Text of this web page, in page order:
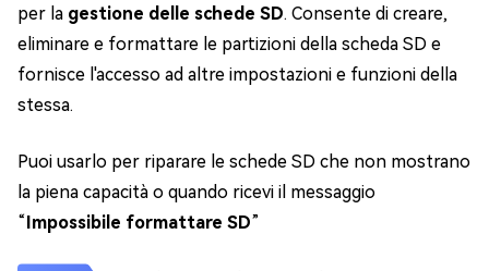
per la gestione delle schede SD. Consente di creare,
eliminare e formattare le partizioni della scheda SD e
fornisce l'accesso ad altre impostazioni e funzioni della
stessa.
Puoi usarlo per riparare le schede SD che non mostrano
la piena capacità o quando ricevi il messaggio
“Impossibile formattare SD”